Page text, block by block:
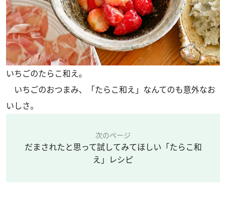
いちごのたらこ和え。
いちごのおつまみ、「たらこ和え」なんてのも意外なお
いしさ。
次のページ
だまされたと思って試してみてほしい「たらこ和
え」レシピ